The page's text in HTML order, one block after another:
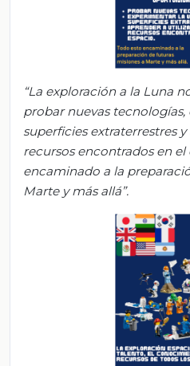
“La exploración a la Luna
probar nuevas
superficies extraterrestres
recursos encontrados en el
encaminado a la
Marte y más allá”.